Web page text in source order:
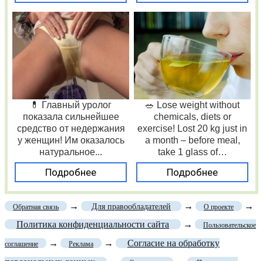
💊 Главный уролог
показала сильнейшее
средство от недержания
у женщин! Им оказалось
натуральное...
Подробнее
🥗 Lose weight without
chemicals, diets or
exercise! Lost 20 kg just in
a month – before meal,
take 1 glass of…
Подробнее
Обратная связь → Для правообладателей → О проекте
→
Политика конфиденциальности сайта
→ Пользовательское
соглашение → Реклама →
Согласие на обработку